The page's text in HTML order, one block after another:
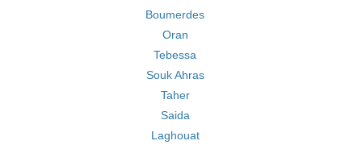
Boumerdes
Oran
Tebessa
Souk Ahras
Taher
Saida
Laghouat